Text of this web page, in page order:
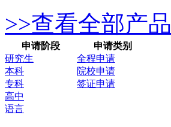
>>查看全部产品
申请阶段
申请类别
研究生
全程申请
本科
院校申请
专科
签证申请
高中
语言